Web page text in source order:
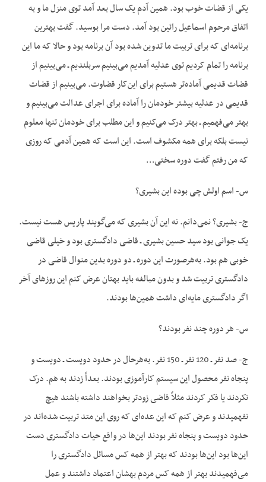
یکی از قضات خوب بود. همین آدم یک سال بعد آمد توی منزل ما و به
اتفاق مرحوم اسماعیل رائین بود آمد. دست مرا بوسید. گفت بهترین
برنامه‌ای که برای تربیت ما تدوین شده بود آن برنامه بود و حالا که ما این
برنامه را تمام کردیم توی عدلیه آمدیم می‌بینیم سربلندیم ـ می‌بینیم از
قضات قدیمی آماده‌تر هستیم برای این‌کار قضاوت. می‌بینیم از قضات
قدیمی در عدلیه بیشتر خودمان را آماده برای اجرای عدالت می‌بینیم و
بهتر می‌فهمیم ـ بهتر درک می‌کنیم و این مطلب برای خودمان تنها معلوم
نیست بلکه برای همه مکشوف است. این است که همین آدمی که روزی
که من رفتم گفت دوره سختی…
س- اسم اولش چی بوده این بشیری؟
ج- بشیری؟ نمی‌دانم. نه این آن بشیری که می‌گویند پاریس هست نیست.
یک جوانی بود سید حسین بشیری ـ قاضی دادگستری بود و خیلی قاضی
خوبی هم بود. به‌هرصورت این دوره ـ دو دوره بدین منوال قاضی در
دادگستری تربیت شد و بدون مبالغه باید بهتان عرض کنم این روزهای آخر
اگر دادگستری مایه‌ای داشت همین‌ها بودند.
س- هر دوره چند نفر بودند؟
ج- صد نفر ـ 120 نفر ـ 150 نفر. به‌هرحال در حدود دویست ـ دویست و
پنجاه نفر محصول این سیستم کارآموزی بودند. بعداً زدند به هم. درک
نکردند یا فکر کردند مثلاً قاضی زودتر بخواهند داشته باشند هیچ
نفهمیدند و عرض کنم که این عده‌ای که روی این متد تربیت شده‌اند در
حدود دویست و پنجاه نفر بودند این‌ها در واقع حیات دادگستری دست
این‌ها بود این‌ها بودند که بهتر از همه‌ کس مسائل دادگستری را
می‌فهمیدند بهتر از همه کس مردم بهشان اعتماد داشتند و عمل